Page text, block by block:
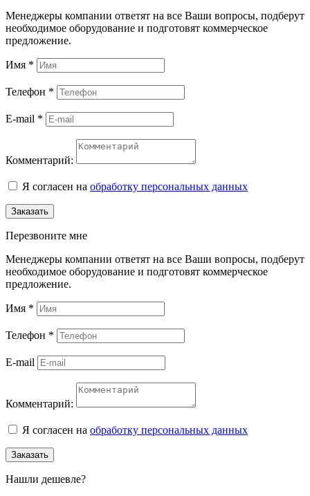
Менеджеры компании ответят на все Ваши вопросы, подберут
необходимое оборудование и подготовят коммерческое
предложение.
Имя *
Телефон *
E-mail *
Комментарий:
Я согласен на обработку персональных данных
Заказать
Перезвоните мне
Менеджеры компании ответят на все Ваши вопросы, подберут
необходимое оборудование и подготовят коммерческое
предложение.
Имя *
Телефон *
E-mail
Комментарий:
Я согласен на обработку персональных данных
Заказать
Нашли дешевле?